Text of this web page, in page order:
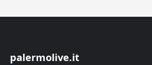
palermolive.it